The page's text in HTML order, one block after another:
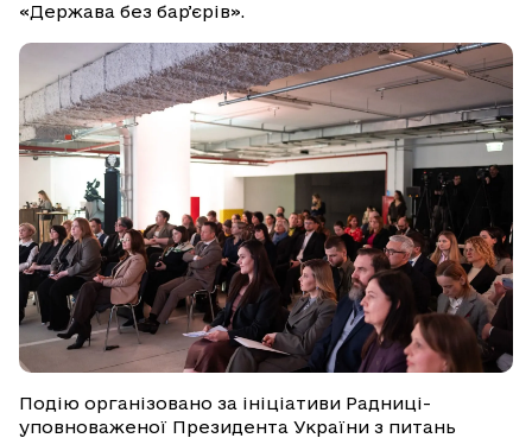
«Держава без барʼєрів».
Подію організовано за ініціативи Радниці-
уповноваженої Президента України з питань